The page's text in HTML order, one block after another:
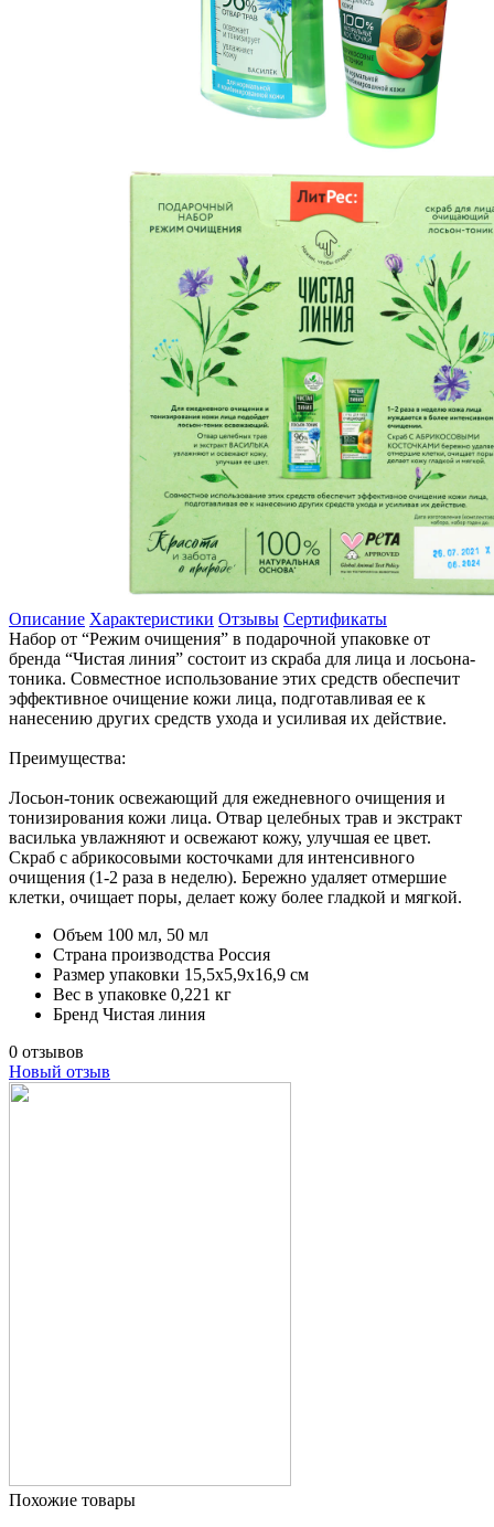
Описание Характеристики Отзывы Сертификаты
Набор от “Режим очищения” в подарочной упаковке от
бренда “Чистая линия” состоит из скраба для лица и лосьона-
тоника. Совместное использование этих средств обеспечит
эффективное очищение кожи лица, подготавливая ее к
нанесению других средств ухода и усиливая их действие.
Преимущества:
Лосьон-тоник освежающий для ежедневного очищения и
тонизирования кожи лица. Отвар целебных трав и экстракт
василька увлажняют и освежают кожу, улучшая ее цвет.
Скраб с абрикосовыми косточками для интенсивного
очищения (1-2 раза в неделю). Бережно удаляет отмершие
клетки, очищает поры, делает кожу более гладкой и мягкой.
Объем 100 мл, 50 мл
Страна производства Россия
Размер упаковки 15,5х5,9х16,9 см
Вес в упаковке 0,221 кг
Бренд Чистая линия
0 отзывов
Новый отзыв
Похожие товары